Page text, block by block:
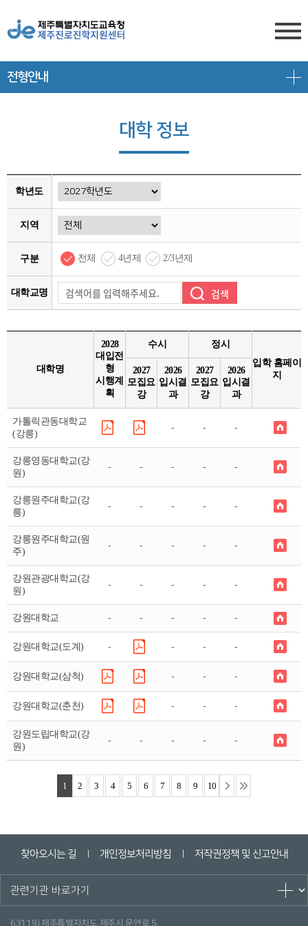
센터소개
찾아오시는 길
대학 정보
상담신청
프로그램 안내
제주도교육청 유튜브
고교-대학 연계 프로그램
갤러리
공지/대입정보
대입 자료
함께하는 제주교육
회원가입
전형안내
대학 정보
학년도
지역
구분 전체 4년제 2/3년제
대학교명
대학명
2028
대입전
형
시행계
획
수시
정시
입학 홈페이
지
2027
모집요
강
2026
입시결
과
2027
모집요
강
2026
입시결
과
가톨릭관동대학교
(강릉)
- - -
강릉영동대학교(강
원)
- - - - -
강릉원주대학교(강
릉)
- - - - -
강릉원주대학교(원
주)
- - - - -
강원관광대학교(강
원)
- - - - -
강원대학교 - - - - -
강원대학교(도계) - - - -
강원대학교(삼척) - - -
강원대학교(춘천) - - -
강원도립대학교(강
원)
- - - - -
1 2 3 4 5 6 7 8 9 10
찾아오시는 길 개인정보처리방침 저작권정책 및 신고안내
63119) 제주특별자치도 제주시 문연로 5.